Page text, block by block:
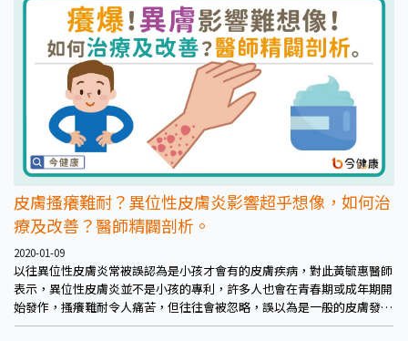
皮膚搔癢難耐？異位性皮膚炎影響超乎想像，如何治
療及改善？醫師精闢剖析。
2020-01-09
以往異位性皮膚炎常被誤認為是小孩才會有的皮膚疾病，對此黃毓惠醫師
表示，異位性皮膚炎並不是小孩的專利，許多人也會在青春期或成年期開
始發作，搔癢難耐令人痛苦，但往往會被忽略，誤以為是一般的皮膚發
癢、皮膚過敏、冬季癢等。